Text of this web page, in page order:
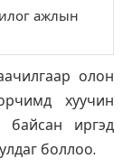
олон
хуучин
байсан иргэд
боллоо.